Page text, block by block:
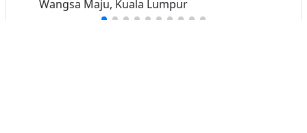
Wangsa Maju, Kuala Lumpur